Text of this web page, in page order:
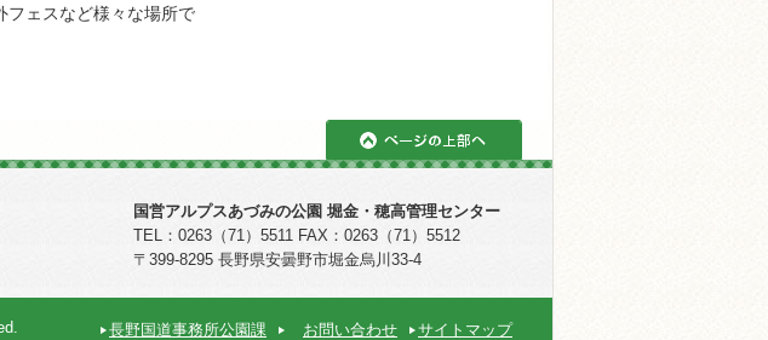
フェスなど様々な場所で
国営アルプスあづみの公園 堀金・穂高管理センター
TEL：0263（71）5511 FAX：0263（71）5512
〒399-8295 長野県安曇野市堀金烏川33-4
長野国道事務所公園課 お問い合わせ サイトマップ